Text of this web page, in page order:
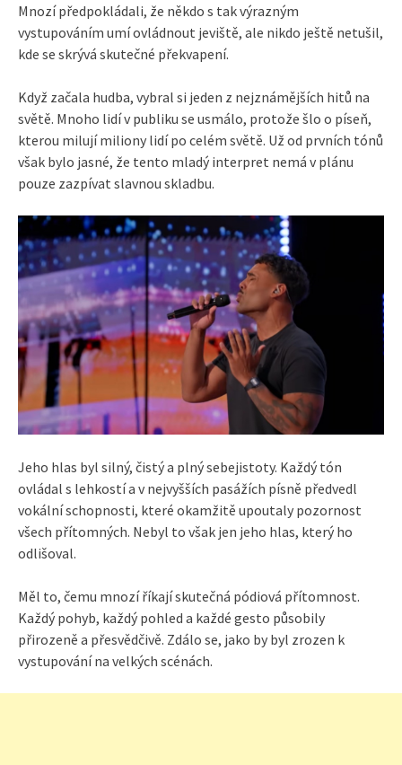
Mnozí předpokládali, že někdo s tak výrazným
vystupováním umí ovládnout jeviště, ale nikdo ještě netušil,
kde se skrývá skutečné překvapení.
Když začala hudba, vybral si jeden z nejznámějších hitů na
světě. Mnoho lidí v publiku se usmálo, protože šlo o píseň,
kterou milují miliony lidí po celém světě. Už od prvních tónů
však bylo jasné, že tento mladý interpret nemá v plánu
pouze zazpívat slavnou skladbu.
Jeho hlas byl silný, čistý a plný sebejistoty. Každý tón
ovládal s lehkostí a v nejvyšších pasážích písně předvedl
vokální schopnosti, které okamžitě upoutaly pozornost
všech přítomných. Nebyl to však jen jeho hlas, který ho
odlišoval.
Měl to, čemu mnozí říkají skutečná pódiová přítomnost.
Každý pohyb, každý pohled a každé gesto působily
přirozeně a přesvědčivě. Zdálo se, jako by byl zrozen k
vystupování na velkých scénách.